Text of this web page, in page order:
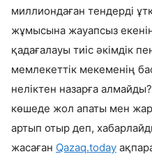
миллиондаған тендерді
жұмысына жауапсыз
қадағалауы тиіс әкімдік
мемлекеттік мекеменің
неліктен назарға
көшеде жол апаты мен
артып отыр деп,
жасаған Qazaq.today